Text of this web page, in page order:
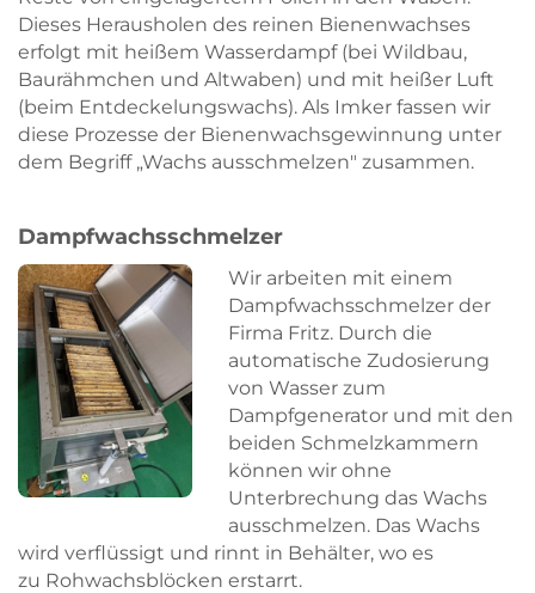
Dieses Herausholen des reinen Bienenwachses
erfolgt mit heißem Wasserdampf (bei Wildbau,
Baurähmchen und Altwaben) und mit heißer Luft
(beim Entdeckelungswachs). Als Imker fassen wir
diese Prozesse der Bienenwachsgewinnung unter
dem Begriff „Wachs ausschmelzen" zusammen.
Dampfwachsschmelzer
Wir arbeiten mit einem
Dampfwachsschmelzer der
Firma Fritz. Durch die
automatische Zudosierung
von Wasser zum
Dampfgenerator und mit den
beiden Schmelzkammern
können wir ohne
Unterbrechung das Wachs
ausschmelzen. Das Wachs
wird verflüssigt und rinnt in Behälter, wo es
zu Rohwachsblöcken erstarrt.